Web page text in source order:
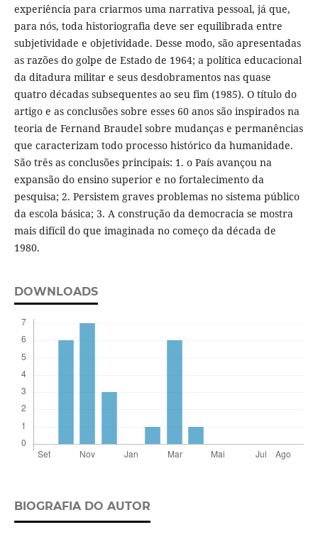
experiência para criarmos uma narrativa pessoal, já que,
para nós, toda historiografia deve ser equilibrada entre
subjetividade e objetividade. Desse modo, são apresentadas
as razões do golpe de Estado de 1964; a política educacional
da ditadura militar e seus desdobramentos nas quase
quatro décadas subsequentes ao seu fim (1985). O título do
artigo e as conclusões sobre esses 60 anos são inspirados na
teoria de Fernand Braudel sobre mudanças e permanências
que caracterizam todo processo histórico da humanidade.
São três as conclusões principais: 1. o País avançou na
expansão do ensino superior e no fortalecimento da
pesquisa; 2. Persistem graves problemas no sistema público
da escola básica; 3. A construção da democracia se mostra
mais difícil do que imaginada no começo da década de
1980.
DOWNLOADS
BIOGRAFIA DO AUTOR